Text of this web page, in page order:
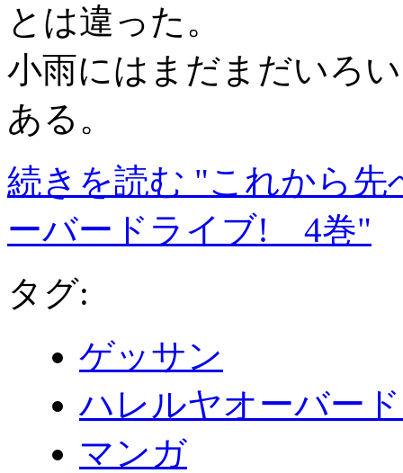
とは違った。
小雨にはまだまだいろ
ある。
続きを読む "これから
ーバードライブ! 4巻"
タグ:
ゲッサン
ハレルヤオーバー
マンガ